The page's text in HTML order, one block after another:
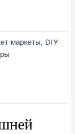
маркеты, DIY